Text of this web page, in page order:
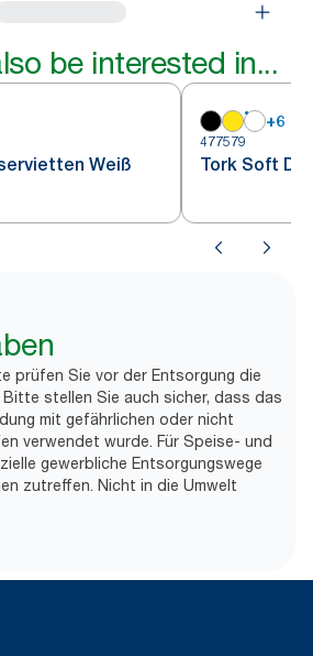
be interested in...
Weiß
+6
477579
Tork Soft
prüfen Sie vor der Entsorgung die
Bitte stellen Sie auch sicher, dass das
mit gefährlichen oder nicht
verwendet wurde. Für Speise- und
gewerbliche Entsorgungswege
zutreffen. Nicht in die Umwelt